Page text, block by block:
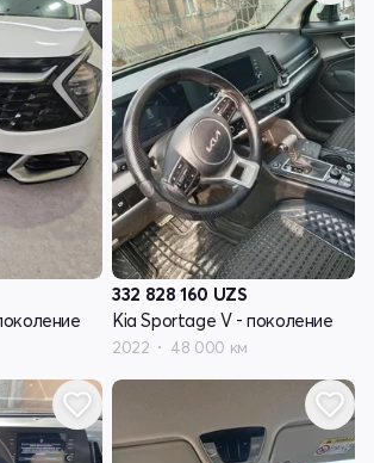
332 828 160 UZS
Kia Sportage V - поколение
2022 48 000 км